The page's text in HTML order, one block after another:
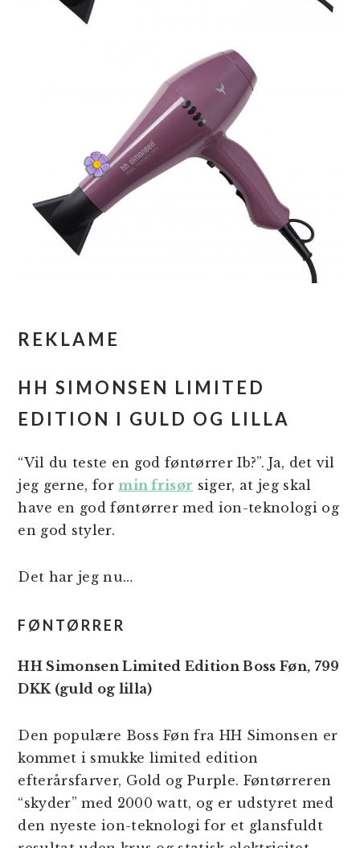
REKLAME
HH SIMONSEN LIMITED
EDITION I GULD OG LILLA
“Vil du teste en god føntørrer Ib?”. Ja, det vil
jeg gerne, formin frisør siger, at jeg skal
have en god føntørrer med ion-teknologi og
en god styler.
Det har jeg nu…
FØNTØRRER
HH Simonsen Limited Edition Boss Føn, 799
DKK (guld og lilla)
Den populære Boss Føn fra HH Simonsen er
kommet i smukke limited edition
efterårsfarver, Gold og Purple. Føntørreren
“skyder” med 2000 watt, og er udstyret med
den nyeste ion-teknologi for et glansfuldt